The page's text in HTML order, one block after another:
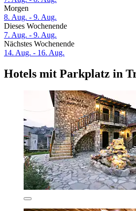
Morgen
8. Aug. - 9. Aug.
Dieses Wochenende
7. Aug. - 9. Aug.
Nächstes Wochenende
14. Aug. - 16. Aug.
Hotels mit Parkplatz in